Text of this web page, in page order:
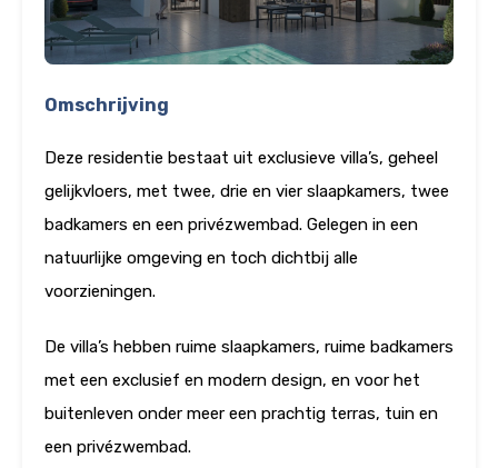
Omschrijving
Deze residentie bestaat uit exclusieve villa’s, geheel
gelijkvloers, met twee, drie en vier slaapkamers, twee
badkamers en een privézwembad. Gelegen in een
natuurlijke omgeving en toch dichtbij alle
voorzieningen.
De villa’s hebben ruime slaapkamers, ruime badkamers
met een exclusief en modern design, en voor het
buitenleven onder meer een prachtig terras, tuin en
een privézwembad.